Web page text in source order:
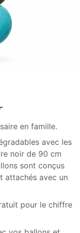
en famille.
avec les
noir de 90 cm
sont conçus
attachés avec un
pour le chiffre